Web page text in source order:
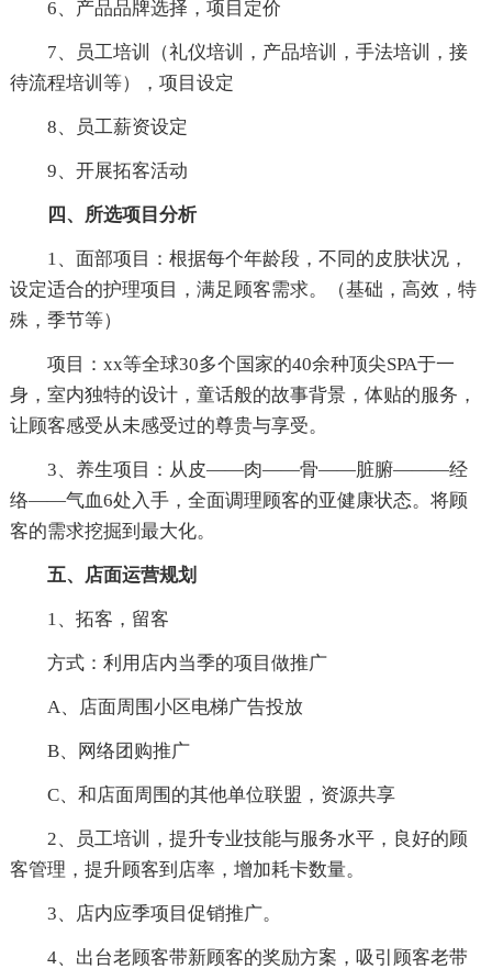
6、产品品牌选择，项目定价
7、员工培训（礼仪培训，产品培训，手法培训，接
待流程培训等），项目设定
8、员工薪资设定
9、开展拓客活动
四、所选项目分析
1、面部项目：根据每个年龄段，不同的皮肤状况，
设定适合的护理项目，满足顾客需求。（基础，高效，特
殊，季节等）
项目：xx等全球30多个国家的40余种顶尖SPA于一
身，室内独特的设计，童话般的故事背景，体贴的服务，
让顾客感受从未感受过的尊贵与享受。
3、养生项目：从皮——肉——骨——脏腑———经
络——气血6处入手，全面调理顾客的亚健康状态。将顾
客的需求挖掘到最大化。
五、店面运营规划
1、拓客，留客
方式：利用店内当季的项目做推广
A、店面周围小区电梯广告投放
B、网络团购推广
C、和店面周围的其他单位联盟，资源共享
2、员工培训，提升专业技能与服务水平，良好的顾
客管理，提升顾客到店率，增加耗卡数量。
3、店内应季项目促销推广。
4、出台老顾客带新顾客的奖励方案，吸引顾客老带